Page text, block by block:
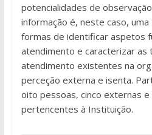
potencialidades de
informação é, neste caso,
formas de identificar aspetos
atendimento e caracterizar as
atendimento existentes na
perceção externa e isenta.
oito pessoas, cinco externas
pertencentes à Instituição.